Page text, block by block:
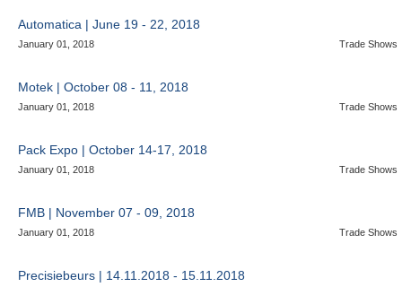
Automatica | June 19 - 22, 2018
January 01, 2018 Trade Shows
Motek | October 08 - 11, 2018
January 01, 2018 Trade Shows
Pack Expo | October 14-17, 2018
January 01, 2018 Trade Shows
FMB | November 07 - 09, 2018
January 01, 2018 Trade Shows
Precisiebeurs | 14.11.2018 - 15.11.2018